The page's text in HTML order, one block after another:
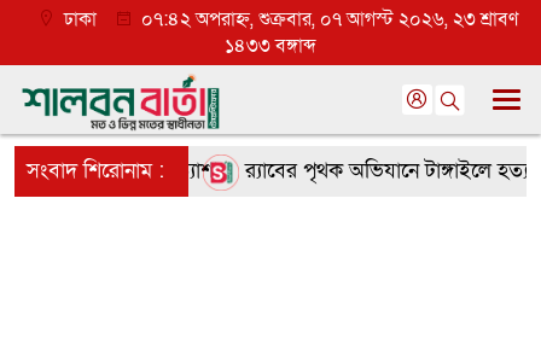
ঢাকা
০৭:৪২ অপরাহ্ন, শুক্রবার, ০৭ আগস্ট ২০২৬, ২৩ শ্রাবণ
১৪৩৩ বঙ্গাব্দ
সংবাদ শিরোনাম :
তৃণমূলে ব্যাপক প্রত্যাশা র‌্যাবের পৃথক অভিযানে টাঙ্গাইলে